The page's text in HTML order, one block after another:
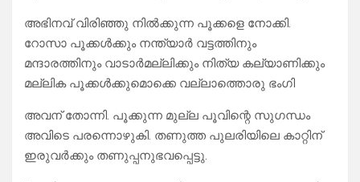
അഭിനവ് വിരിഞ്ഞു നിൽക്കുന്ന പൂക്കളെ നോക്കി.
റോസാ പൂക്കൾക്കും നന്ത്യാർ വട്ടത്തിനും
മന്ദാരത്തിനും വാടാർമല്ലിക്കും നിത്യ കല്യാണിക്കും
മല്ലിക പൂക്കൾക്കുമൊക്കെ വല്ലാത്തൊരു ഭംഗി
അവന് തോന്നി. പൂക്കുന്ന മുല്ല പൂവിന്റെ സുഗന്ധം
അവിടെ പരന്നൊഴുകി. തണുത്ത പുലരിയിലെ കാറ്റിന്
ഇരുവർക്കും തണുപ്പനുഭവപ്പെട്ടു.